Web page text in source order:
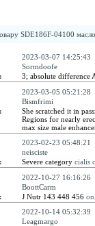
SDE186F-04100
2023-03-07 14:25:43
Sormdoofe
3; absolute difference
2023-03-05 05:21:28
Bismfrimi
She scratched it in
Regions for nearly
max size male
2023-02-23 05:48:21
neisciste
Severe category cialis
2022-10-27 16:16:26
BoottCarm
J Nutr 143 448 456
2022-10-14 05:32:39
Leagmargo